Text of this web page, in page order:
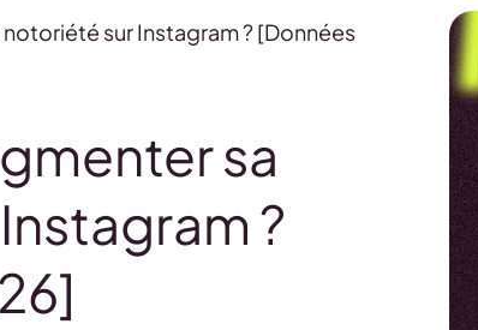
sur Instagram ? [Données
sa
?